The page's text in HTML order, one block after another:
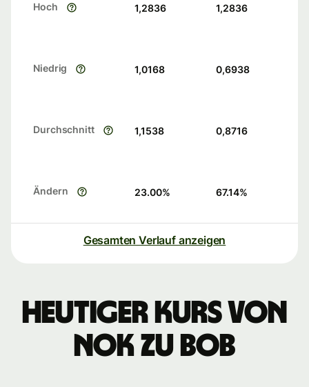
Hoch 1,2836 1,2836
Niedrig 1,0168 0,6938
Durchschnitt 1,1538 0,8716
Ändern 23.00% 67.14%
Gesamten Verlauf anzeigen
Heutiger Kurs von
NOK zu BOB